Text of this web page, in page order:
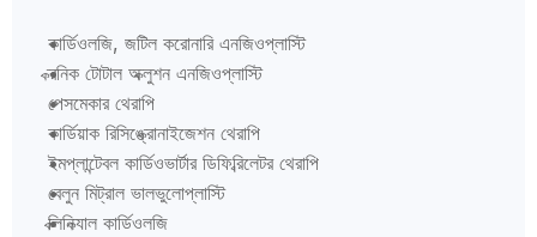
কার্ডিওলজি, জটিল করোনারি এনজিওপ্লাস্টি
ক্রনিক টোটাল অক্লুশন এনজিওপ্লাস্টি
পেসমেকার থেরাপি
কার্ডিয়াক রিসিঙ্ক্রোনাইজেশন থেরাপি
ইমপ্লান্টেবল কার্ডিওভার্টার ডিফিব্রিলেটর থেরাপি
বেলুন মিট্রাল ভালভুলোপ্লাস্টি
ক্লিনিক্যাল কার্ডিওলজি